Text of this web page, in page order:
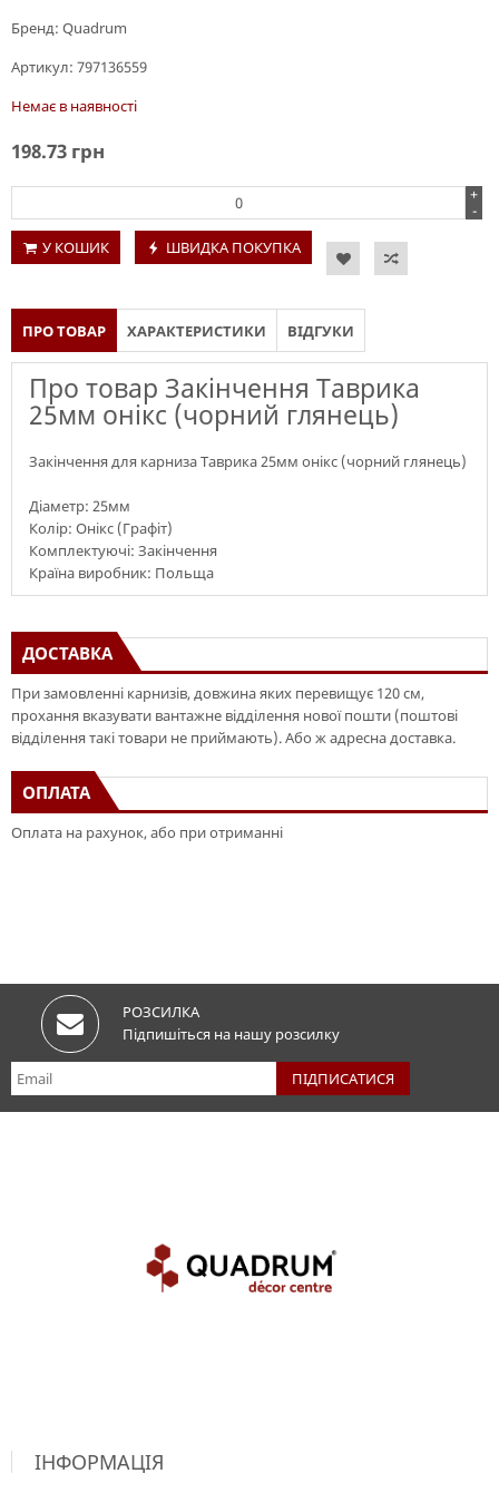
Бренд: Quadrum
Артикул: 797136559
Немає в наявності
198.73 грн
+
-
У КОШИК
ШВИДКА ПОКУПКА
ПРО ТОВАР ХАРАКТЕРИСТИКИ ВІДГУКИ
Про товар Закінчення Таврика
25мм онікс (чорний глянець)
Закінчення для карниза Таврика 25мм онікс (чорний глянець)
Діаметр: 25мм
Колір: Онікс (Графіт)
Комплектуючі: Закінчення
Країна виробник: Польща
ДОСТАВКА
При замовленні карнизів, довжина яких перевищує 120 см,
прохання вказувати вантажне відділення нової пошти (поштові
відділення такі товари не приймають). Або ж адресна доставка.
ОПЛАТА
Оплата на рахунок, або при отриманні
РОЗСИЛКА
Підпишіться на нашу розсилку
ІНФОРМАЦІЯ